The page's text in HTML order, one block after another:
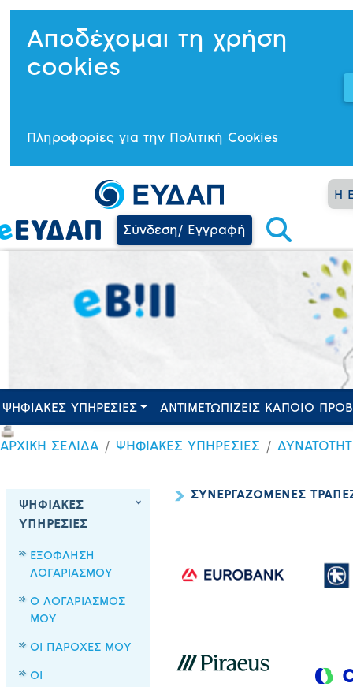
Αποδέχομαι τη χρήση
cookies
Πληροφορίες για την Πολιτική Cookies
Η
Σύνδεση/ Εγγραφή
ΨΗΦΙΑΚΕΣ ΥΠΗΡΕΣΙΕΣ ΑΝΤΙΜΕΤΩΠΙΖΕΙΣ ΚΑΠΟΙΟ
ΑΡΧΙΚΗ ΣΕΛΙΔΑ ΨΗΦΙΑΚΕΣ ΥΠΗΡΕΣΙΕΣ
ΨΗΦΙΑΚΕΣ
ΥΠΗΡΕΣΙΕΣ
ΕΞΟΦΛΗΣΗ
ΛΟΓΑΡΙΑΣΜΟΥ
Ο ΛΟΓΑΡΙΑΣΜΟΣ
ΜΟΥ
ΟΙ ΠΑΡΟΧΕΣ ΜΟΥ
ΟΙ
ΣΥΝΕΡΓΑΖΟΜΕΝΕΣ